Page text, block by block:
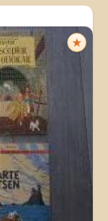
★